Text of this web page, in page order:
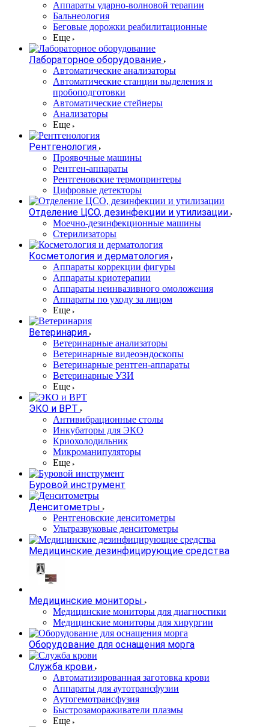
Аппараты ударно-волновой терапии
Бальнеология
Беговые дорожки реабилитационные
Еще
Лабораторное оборудование
Автоматические анализаторы
Автоматические станции выделения и
пробоподготовки
Автоматические стейнеры
Анализаторы
Еще
Рентгенология
Проявочные машины
Рентген-аппараты
Рентгеновские термопринтеры
Цифровые детекторы
Отделение ЦСО, дезинфекции и утилизации
Моечно-дезинфекционные машины
Стерилизаторы
Косметология и дерматология
Аппараты коррекции фигуры
Аппараты криотерапии
Аппараты неинвазивного омоложения
Аппараты по уходу за лицом
Еще
Ветеринария
Ветеринарные анализаторы
Ветеринарные видеоэндоскопы
Ветеринарные рентген-аппараты
Ветеринарные УЗИ
Еще
ЭКО и ВРТ
Антивибрационные столы
Инкубаторы для ЭКО
Криохолодильник
Микроманипуляторы
Еще
Буровой инструмент
Денситометры
Рентгеновские денситометры
Ультразвуковые денситометры
Медицинские дезинфицирующие средства
Медицинские мониторы
Медицинские мониторы для диагностики
Медицинские мониторы для хирургии
Оборудование для оснащения морга
Служба крови
Автоматизированная заготовка крови
Аппараты для аутотрансфузии
Аутогемотрансфузия
Быстрозамораживатели плазмы
Еще